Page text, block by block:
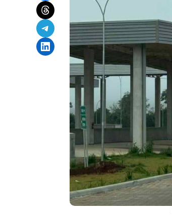
Share on Threads
Share on Telegram
Share on LinkedIn